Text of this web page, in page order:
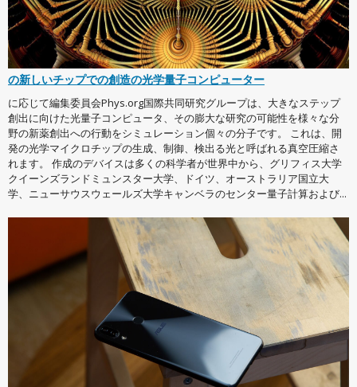
の新しいチップでの創造の光学量子コンピューター
に応じて編集委員会Phys.org国際共同研究グループは、大きなステップ
創出に向けた光量子コンピュータ、その膨大な研究の可能性を様々な分
野の新薬創出への行動をシミュレーション個々の分子です。 これは、開
発の光学マイクロチップの生成、制御、検出る光と呼ばれる真空圧縮さ
れます。 作成のデバイスは多くの科学者が世界中から、グリフィス大学
クイーンズランドミュンスター大学、ドイツ、オーストラリア国立大
学、ニューサウスウェールズ大学キャンベラのセンター量子計算および...